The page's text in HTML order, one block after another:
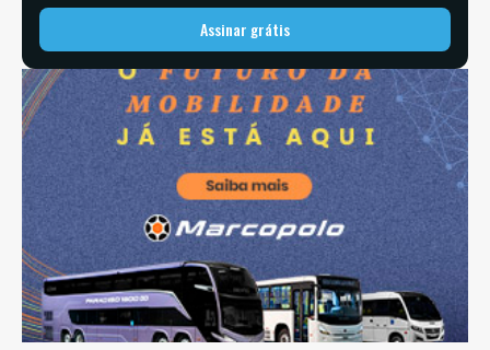
Assinar grátis